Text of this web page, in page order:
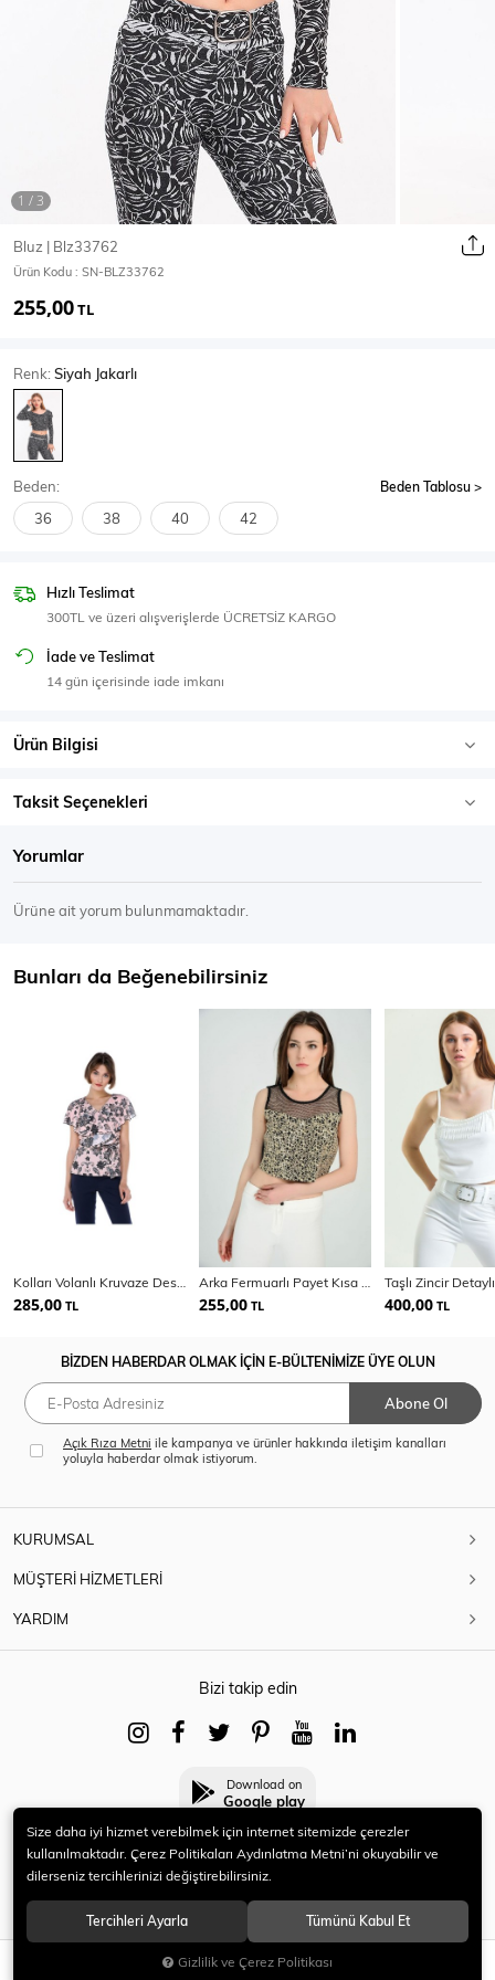
Mont & Kaban Yağmurluk
T-SHİRT & BLUZ
T-Shirt
Body
SPOR GİYİM
Eşofman Üstü
Bluz | Blz33762
Ürün Kodu : SN-BLZ33762
255,00TL
Renk:Siyah Jakarlı
Beden: Beden Tablosu
36 38 40 42
SEPETE EKLE
Hızlı Teslimat
300TL ve üzeri alışverişlerde ÜCRETSİZ KARGO
İade ve Teslimat
14 gün içerisinde iade imkanı
Ürün Bilgisi
Taksit Seçenekleri
Yorumlar
Ürüne ait yorum bulunmamaktadır.
Bunları da Beğenebilirsiniz
285,00 TL 255,00 TL 400,00 TL
BİZDEN HABERDAR OLMAK İÇİN E-BÜLTENİMİZE ÜYE OLUN
Abone Ol
Açık Rıza Metni ile kampanya ve ürünler hakkında iletişim kanalları
yoluyla haberdar olmak istiyorum.
KURUMSAL
MÜŞTERİ HİZMETLERİ
YARDIM
Bizi takip edin
Download on
Google play
© 2021 HERYENİ. Tüm hakları saklıdır.
Size daha iyi hizmet verebilmek için internet sitemizde çerezler
kullanılmaktadır. Çerez Politikaları Aydınlatma Metni’ni okuyabilir ve
dilerseniz tercihlerinizi değiştirebilirsiniz.
Tercihleri Ayarla Tümünü Kabul Et
Gizlilik ve Çerez Politikası